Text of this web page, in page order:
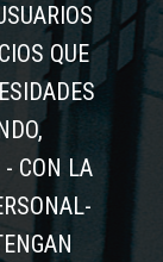
QUE
- CON LA